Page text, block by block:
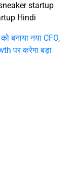
startup
Hindi
बनाया नया CFO,
पर करेगा बड़ा